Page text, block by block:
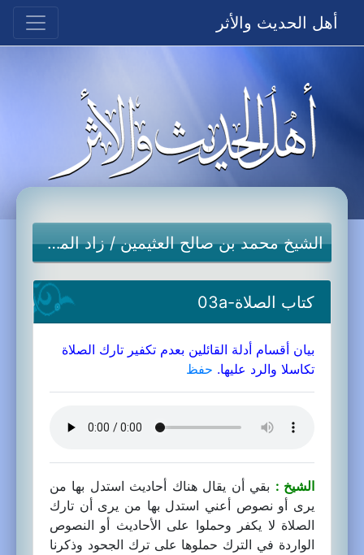
أهل الحديث والأثر
الشيخ محمد بن صالح العثيمين/زاد المستقنع
كتاب الصلاة-03a
بيان أقسام أدلة القائلين بعدم تكفير تارك الصلاة
تكاسلا والرد عليها. حفظ
الشيخ : بقي أن يقال هناك أحاديث استدل بها من
يرى أو نصوص أعني استدل بها من يرى أن تارك
الصلاة لا يكفر وحملوا على الأحاديث أو النصوص
الواردة في الترك حملوها على ترك الجحود وذكرنا